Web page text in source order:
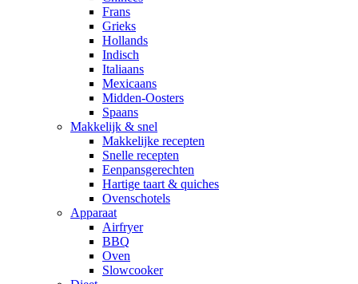
Frans
Grieks
Hollands
Indisch
Italiaans
Mexicaans
Midden-Oosters
Spaans
Makkelijk & snel
Makkelijke recepten
Snelle recepten
Eenpansgerechten
Hartige taart & quiches
Ovenschotels
Apparaat
Airfryer
BBQ
Oven
Slowcooker